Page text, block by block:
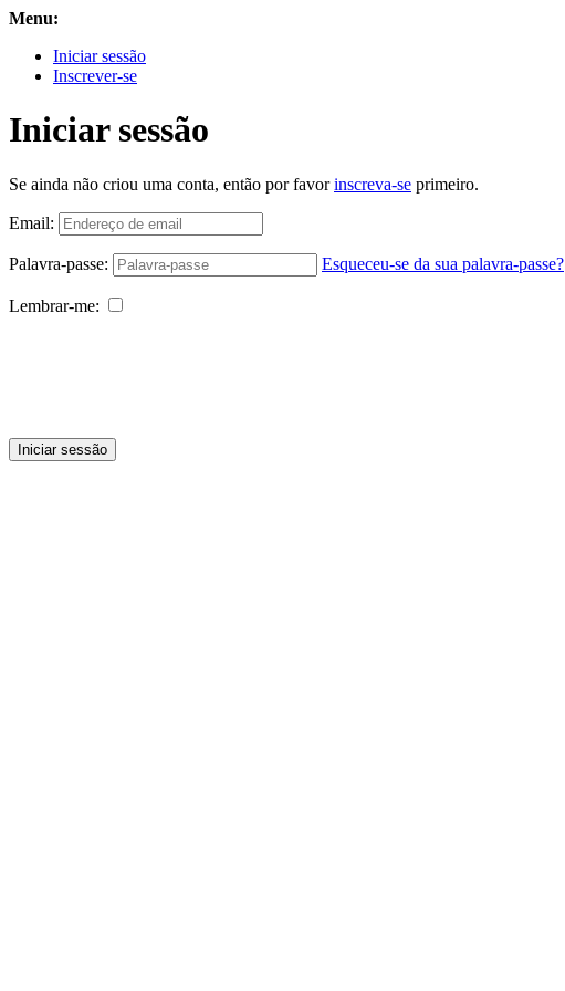
Menu:
Iniciar sessão
Inscrever-se
Iniciar sessão
Se ainda não criou uma conta, então por favorinscreva-se primeiro.
Email:
Palavra-passe: Esqueceu-se da sua palavra-passe?
Lembrar-me:
Iniciar sessão